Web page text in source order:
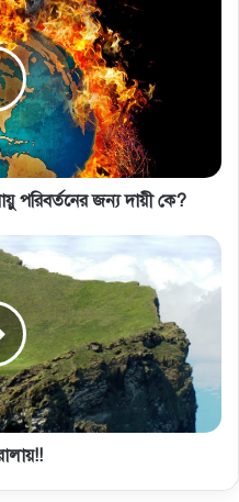
পরিবর্তনের জন্য দায়ী কে?